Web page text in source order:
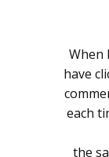
When
have
each
the